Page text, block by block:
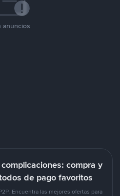
anuncios
compra y
de pago favoritos
Encuentra las mejores ofertas para